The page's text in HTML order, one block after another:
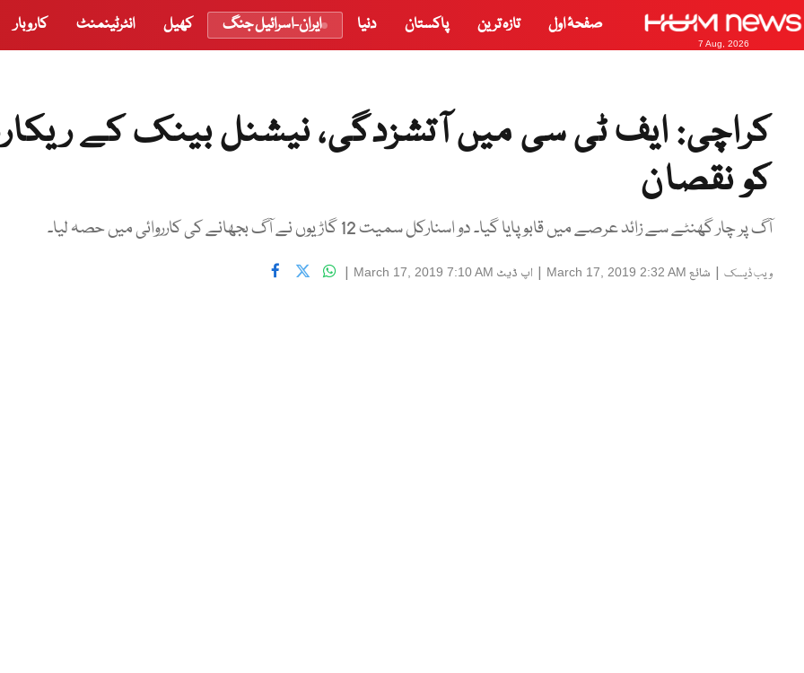
7 Aug, 2026
صفحۂ اول تازہ ترین پاکستان دنیا ایران-اسرائیل جنگ کھیل انٹرٹینمنٹ کاروبار
کراچی: ایف ٹی سی میں آتشزدگی، نیشنل بینک کے
کو نقصان
آگ پر چار گھنٹے سے زائد عرصے میں قابو پایا گیا۔ دو اسنارکل سمیت 12 گاڑیوں نے آگ بجھانے کی کارروائی میں حصہ لیا۔
ویب ڈیسک | شائع March 17, 2019 2:32 AM
| اپ ڈیٹ March 17, 2019 7:10 AM
|